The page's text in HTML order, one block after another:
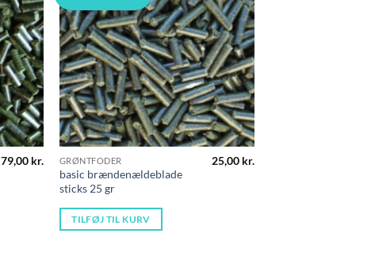
79,00 kr. GRØNTFODER
basic brændenældeblade
sticks 25 gr
25,00 kr.
TILFØJ TIL KURV